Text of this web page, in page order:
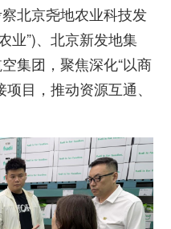
北京尧地农业科技发
业”)、北京新发地集
集团，聚焦深化“以商
目，推动资源互通、